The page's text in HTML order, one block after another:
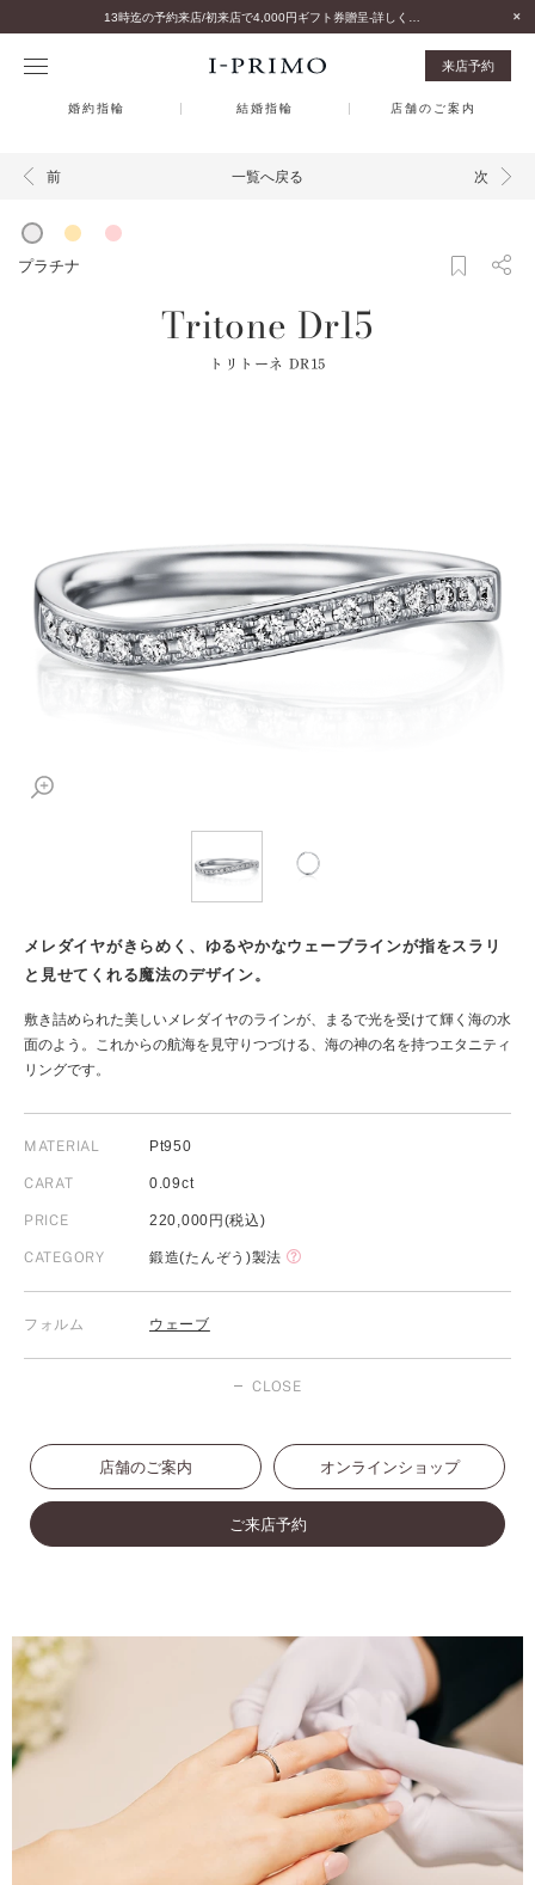
来店予約
婚約指輪 結婚指輪 店舗のご案内
前 一覧へ戻る 次
プラチナ
Tritone Dr15
トリトーネ DR15
メレダイヤがきらめく、ゆるやかなウェーブラインが指をスラリ
と見せてくれる魔法のデザイン。
敷き詰められた美しいメレダイヤのラインが、まるで光を受けて輝く海の水
面のよう。これからの航海を見守りつづける、海の神の名を持つエタニティ
リングです。
MATERIAL Pt950
CARAT 0.09ct
PRICE 220,000円(税込)
CATEGORY 鍛造(たんぞう)製法
フォルム ウェーブ
CLOSE
店舗のご案内 オンラインショップ
ご来店予約